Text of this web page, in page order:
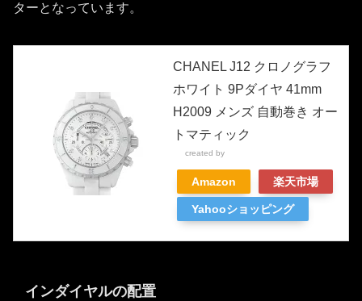
ターとなっています。
CHANEL J12 クロノグラフ
ホワイト 9Pダイヤ 41mm
H2009 メンズ 自動巻き オー
トマティック
created by
Amazon 楽天市場
Yahooショッピング
インダイヤルの配置